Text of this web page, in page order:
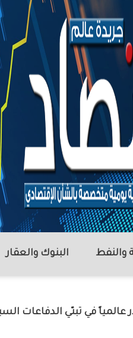
والنفط البنوك والعقار